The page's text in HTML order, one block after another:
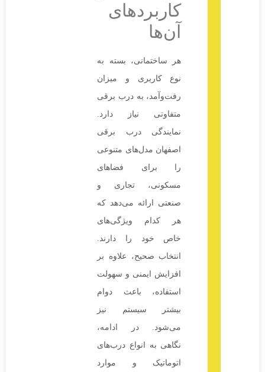
کاربردهای
هر ساختمانی، بسته به
نوع کاربری و میزان
رفت‌وآمد، به درب برقی
متفاوتی نیاز دارد.
نمایندگی درب برقی
اصفهان مدل‌های متنوعی
را برای فضاهای
مسکونی، تجاری و
صنعتی ارائه می‌دهد که
هر کدام ویژگی‌های
خاص خود را دارند.
انتخاب صحیح، علاوه بر
افزایش ایمنی و سهولت
استفاده، باعث دوام
بیشتر سیستم نیز
می‌شود. در ادامه،
نگاهی به انواع درب‌های
اتوماتیک و موارد